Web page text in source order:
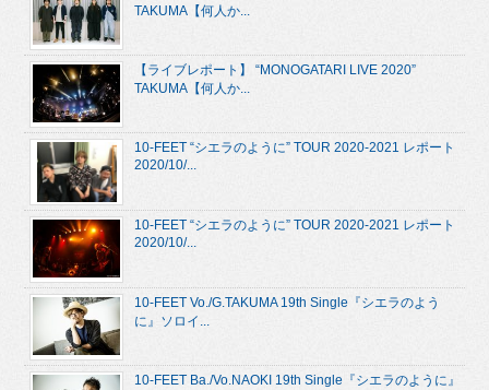
TAKUMA【何人か...
【ライブレポート】 “MONOGATARI LIVE 2020”
TAKUMA【何人か...
10-FEET “シエラのように” TOUR 2020-2021 レポート
2020/10/...
10-FEET “シエラのように” TOUR 2020-2021 レポート
2020/10/...
10-FEET Vo./G.TAKUMA 19th Single『シエラのよう
に』ソロイ...
10-FEET Ba./Vo.NAOKI 19th Single『シエラのように』